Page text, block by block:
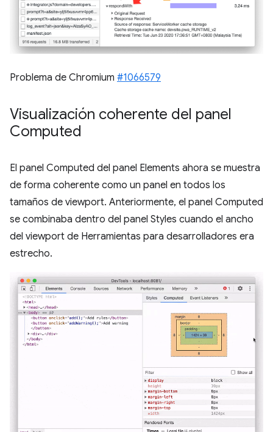
Problema de Chromium #1066579
Visualización coherente del panel
Computed
El panel Computed del panel Elements ahora se muestra
de forma coherente como un panel en todos los
tamaños de viewport. Anteriormente, el panel Computed
se combinaba dentro del panel Styles cuando el ancho
del viewport de Herramientas para desarrolladores era
estrecho.